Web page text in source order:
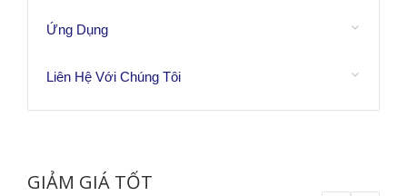
Ứng Dụng
Liên Hệ Với Chúng Tôi
GIẢM GIÁ TỐT